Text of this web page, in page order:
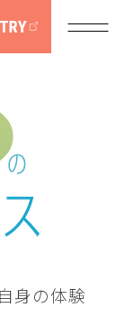
身の体験